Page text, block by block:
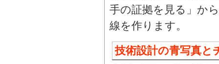
手の証拠を見る」か
線を作ります。
技術設計の青写真と